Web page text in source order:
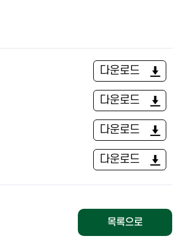
다운로드
다운로드
다운로드
다운로드
목록으로